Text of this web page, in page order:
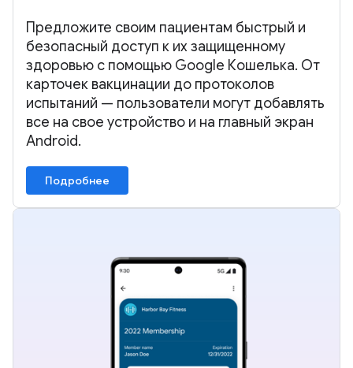
Предложите своим пациентам быстрый и
безопасный доступ к их защищенному
здоровью с помощью Google Кошелька. От
карточек вакцинации до протоколов
испытаний — пользователи могут добавлять
все на свое устройство и на главный экран
Android.
Подробнее